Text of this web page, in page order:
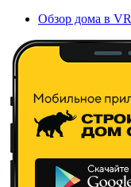
Обзор дома в VR